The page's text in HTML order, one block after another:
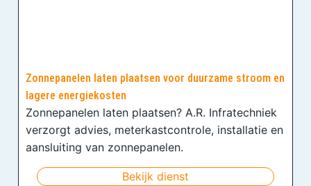
Zonnepanelen laten plaatsen voor duurzame stroom en
lagere energiekosten
Zonnepanelen laten plaatsen? A.R. Infratechniek
verzorgt advies, meterkastcontrole, installatie en
aansluiting van zonnepanelen.
Bekijk dienst